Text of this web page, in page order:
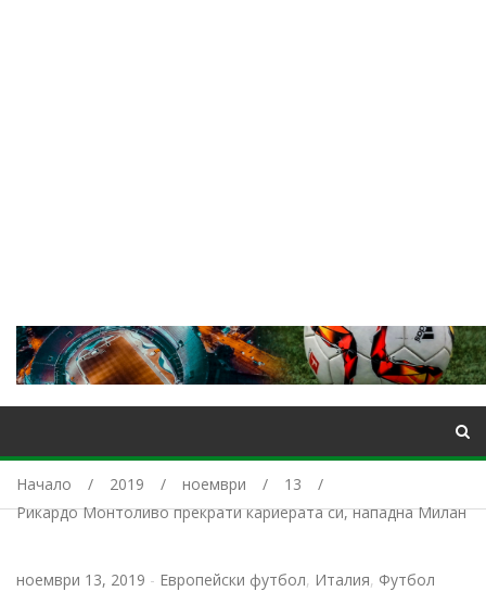
Начало 2019 ноември
13
Рикардо Монтоливо прекрати кариерата си, нападна Милан
ноември 13, 2019 - Европейски футбол, Италия, Футбол